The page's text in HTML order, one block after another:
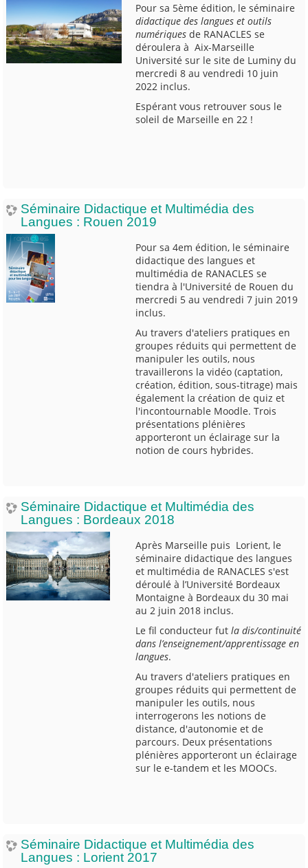
Pour sa 5ème édition, le séminaire
didactique des langues et outils
numériques de RANACLES se
déroulera à Aix-Marseille
Université sur le site de Luminy du
mercredi 8 au vendredi 10 juin
2022 inclus.
Espérant vous retrouver sous le
soleil de Marseille en 22 !
Séminaire Didactique et Multimédia des
Langues : Rouen 2019
Pour sa 4em édition, le séminaire
didactique des langues et
multimédia de RANACLES se
tiendra à l'Université de Rouen du
mercredi 5 au vendredi 7 juin 2019
inclus.
Au travers d'ateliers pratiques en
groupes réduits qui permettent de
manipuler les outils, nous
travaillerons la vidéo (captation,
création, édition, sous-titrage) mais
également la création de quiz et
l'incontournable Moodle. Trois
présentations plénières
apporteront un éclairage sur la
notion de cours hybrides.
Séminaire Didactique et Multimédia des
Langues : Bordeaux 2018
Après Marseille puis Lorient, le
séminaire didactique des langues
et multimédia de RANACLES s'est
déroulé à l’Université Bordeaux
Montaigne à Bordeaux du 30 mai
au 2 juin 2018 inclus.
Le fil conducteur futla dis/continuité
dans l’enseignement/apprentissage en
langues.
Au travers d'ateliers pratiques en
groupes réduits qui permettent de
manipuler les outils, nous
interrogerons les notions de
distance, d'autonomie et de
parcours. Deux présentations
plénières apporteront un éclairage
sur le e-tandem et les MOOCs.
Séminaire Didactique et Multimédia des
Langues : Lorient 2017